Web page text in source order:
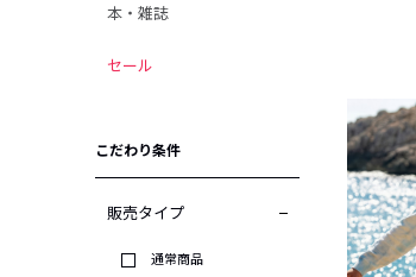
本・雑誌
セール
こだわり条件
販売タイプ
通常商品